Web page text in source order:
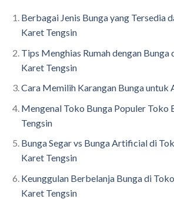
Berbagai Jenis Bunga yang Tersedia
Karet Tengsin
Tips Menghias Rumah dengan Bunga
Karet Tengsin
Cara Memilih Karangan Bunga untuk
Mengenal Toko Bunga Populer Toko
Tengsin
Bunga Segar vs Bunga Artificial di
Karet Tengsin
Keunggulan Berbelanja Bunga di
Karet Tengsin